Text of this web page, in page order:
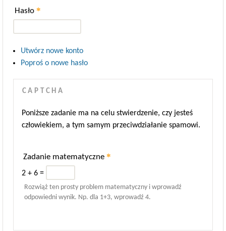
Hasło *
Utwórz nowe konto
Poproś o nowe hasło
CAPTCHA
Poniższe zadanie ma na celu stwierdzenie, czy jesteś
człowiekiem, a tym samym przeciwdziałanie spamowi.
Zadanie matematyczne *
2 + 6 =
Rozwiąż ten prosty problem matematyczny i wprowadź
odpowiedni wynik. Np. dla 1+3, wprowadź 4.